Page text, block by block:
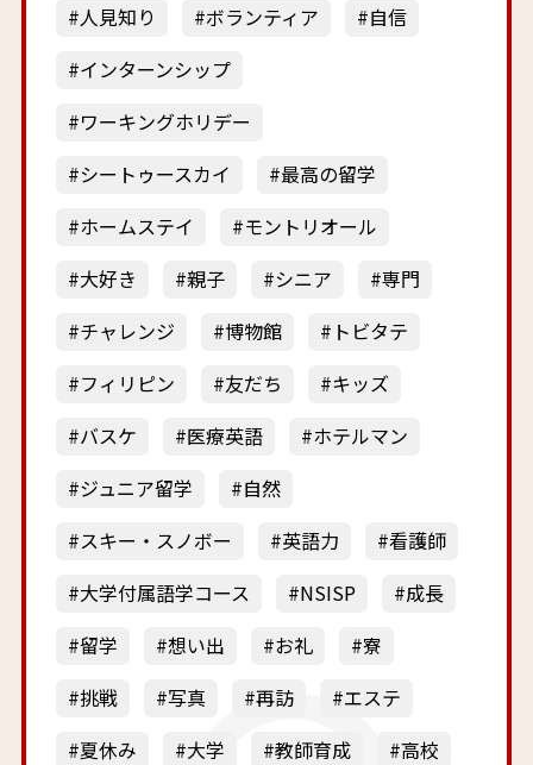
人見知り
ボランティア
自信
インターンシップ
ワーキングホリデー
シートゥースカイ
最高の留学
ホームステイ
モントリオール
大好き
親子 シニア
専門
チャレンジ
博物館
トビタテ
フィリピン
友だち
キッズ
バスケ
医療英語
ホテルマン
ジュニア留学
自然
スキー・スノボー
英語力
看護師
大学付属語学コース
NSISP
成長
留学
想い出 お礼
寮
挑戦
写真 再訪
エステ
夏休み
大学 教師育成
高校